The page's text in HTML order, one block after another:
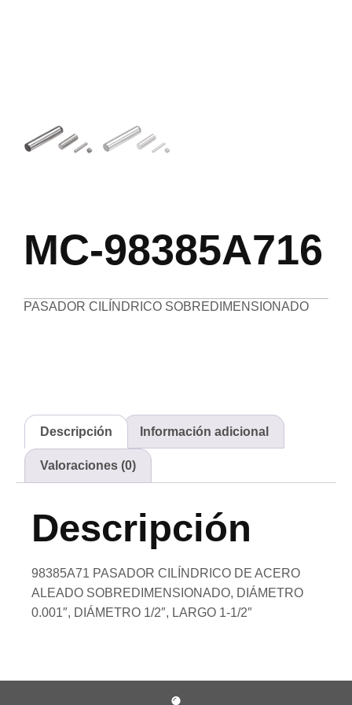
MC-98385A716
PASADOR CILÍNDRICO SOBREDIMENSIONADO
Descripción Información adicional
Valoraciones (0)
Descripción
98385A71 PASADOR CILÍNDRICO DE ACERO
ALEADO SOBREDIMENSIONADO, DIÁMETRO
0.001″, DIÁMETRO 1/2″, LARGO 1-1/2″